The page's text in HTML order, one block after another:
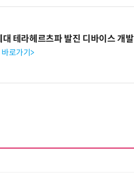
테라헤르츠파 발진 디바이스 개발
로가기>